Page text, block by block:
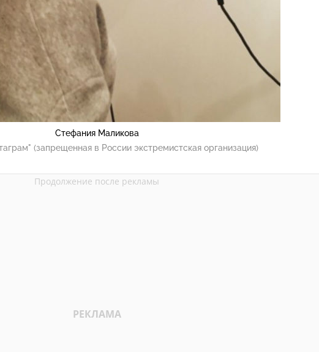
Стефания Маликова
(запрещенная в России экстремистская организация)